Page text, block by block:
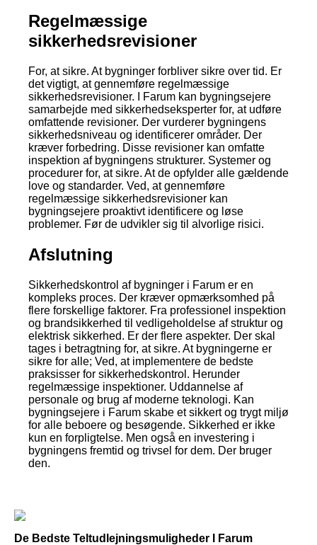
Regelmæssige
sikkerhedsrevisioner
For, at sikre. At bygninger forbliver sikre over tid. Er
det vigtigt, at gennemføre regelmæssige
sikkerhedsrevisioner. I Farum kan bygningsejere
samarbejde med sikkerhedseksperter for, at udføre
omfattende revisioner. Der vurderer bygningens
sikkerhedsniveau og identificerer områder. Der
kræver forbedring. Disse revisioner kan omfatte
inspektion af bygningens strukturer. Systemer og
procedurer for, at sikre. At de opfylder alle gældende
love og standarder. Ved, at gennemføre
regelmæssige sikkerhedsrevisioner kan
bygningsejere proaktivt identificere og løse
problemer. Før de udvikler sig til alvorlige risici.
Afslutning
Sikkerhedskontrol af bygninger i Farum er en
kompleks proces. Der kræver opmærksomhed på
flere forskellige faktorer. Fra professionel inspektion
og brandsikkerhed til vedligeholdelse af struktur og
elektrisk sikkerhed. Er der flere aspekter. Der skal
tages i betragtning for, at sikre. At bygningerne er
sikre for alle; Ved, at implementere de bedste
praksisser for sikkerhedskontrol. Herunder
regelmæssige inspektioner. Uddannelse af
personale og brug af moderne teknologi. Kan
bygningsejere i Farum skabe et sikkert og trygt miljø
for alle beboere og besøgende. Sikkerhed er ikke
kun en forpligtelse. Men også en investering i
bygningens fremtid og trivsel for dem. Der bruger
den.
De Bedste Teltudlejningsmuligheder I Farum